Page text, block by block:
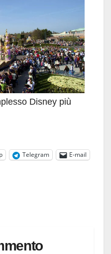
Disney più
Telegram E-mail